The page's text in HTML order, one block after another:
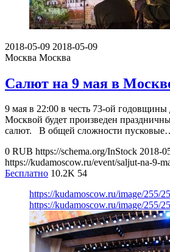
2018-05-09 2018-05-09
Москва Москва
Салют на 9 мая в
9 мая в 22:00 в честь 73-ой
Москвой будет произведен
салют. В общей сложности
0 RUB https://schema.org/InStock 2018-
https://kudamoscow.ru/event/saljut-na-9-
Бесплатно 10.2K 54
https://kudamoscow.ru/image/255/
https://kudamoscow.ru/image/255/